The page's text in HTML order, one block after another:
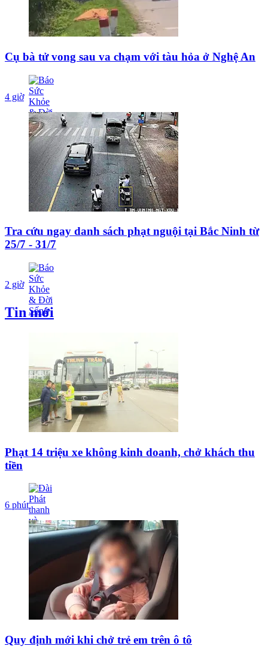
Cụ bà tử vong sau va chạm với tàu hỏa ở Nghệ An
4 giờ
Tra cứu ngay danh sách phạt nguội tại Bắc Ninh từ
25/7 - 31/7
2 giờ
Tin mới
Phạt 14 triệu xe không kinh doanh, chở khách thu
tiền
6 phút
Quy định mới khi chở trẻ em trên ô tô